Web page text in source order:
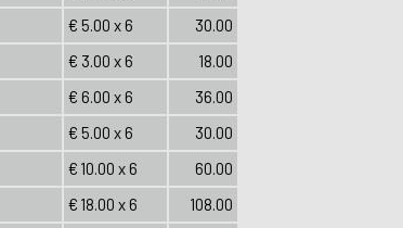
€ 5.00 x 6
30.00
€ 3.00 x 6
18.00
€ 6.00 x 6
36.00
€ 5.00 x 6
30.00
€ 10.00 x 6
60.00
€ 18.00 x 6
108.00